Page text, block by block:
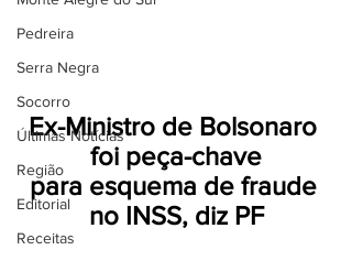
Pedreira
Serra Negra
Socorro
Últimas Notícias
Região
Editorial
Receitas
Ex-Ministro de Bolsonaro
foi peça-chave
para esquema de fraude
no INSS, diz PF